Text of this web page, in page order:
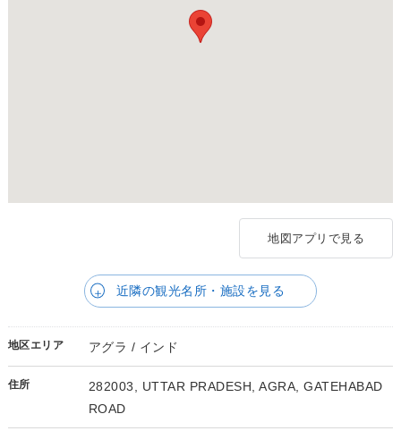
地図アプリで見る
近隣の観光名所・施設を見る
地区エリア アグラ / インド
住所
282003, UTTAR PRADESH, AGRA, GATEHABAD
ROAD